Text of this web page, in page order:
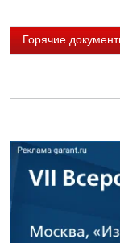
Горячие